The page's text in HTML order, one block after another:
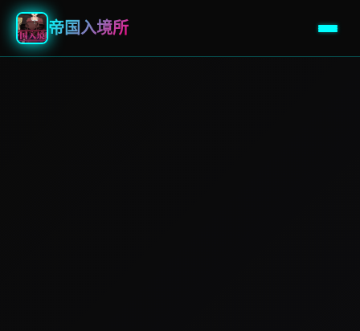
帝国入境所